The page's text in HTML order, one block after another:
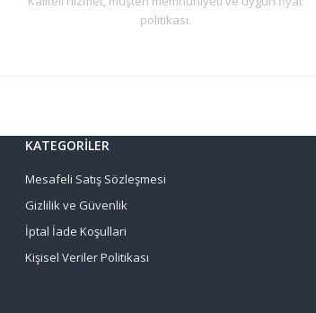
politikası.
KATEGORİLER
Mesafeli Satış Sözleşmesi
Gizlilik ve Güvenlik
İptal İade Koşullari
Kişisel Veriler Politikası